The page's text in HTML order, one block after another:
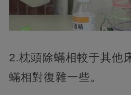
2.枕頭除蟎相較于其他
蟎相對復雜一些。